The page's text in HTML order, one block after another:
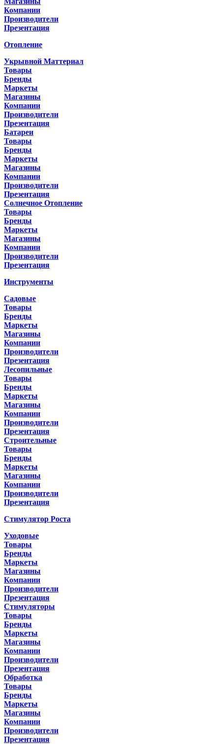
Компании
Производители
Презентация
Отопление
Укрывной Маттериал
Товары
Бренды
Маркеты
Магазины
Компании
Производители
Презентация
Батареи
Товары
Бренды
Маркеты
Магазины
Компании
Производители
Презентация
Солнечное Отопление
Товары
Бренды
Маркеты
Магазины
Компании
Производители
Презентация
Инструменты
Садовые
Товары
Бренды
Маркеты
Магазины
Компании
Производители
Презентация
Лесопильные
Товары
Бренды
Маркеты
Магазины
Компании
Производители
Презентация
Строительные
Товары
Бренды
Маркеты
Магазины
Компании
Производители
Презентация
Стимулятор Роста
Уходовые
Товары
Бренды
Маркеты
Магазины
Компании
Производители
Презентация
Стимуляторы
Товары
Бренды
Маркеты
Магазины
Компании
Производители
Презентация
Обработка
Товары
Бренды
Маркеты
Магазины
Компании
Производители
Презентация